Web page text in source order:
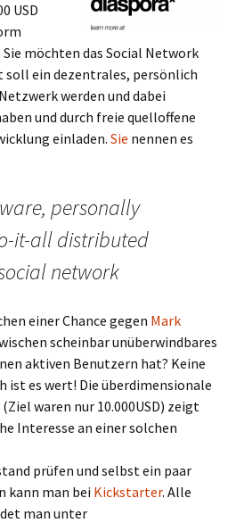
USD
möchten das Social Network
soll ein dezentrales, persönlich
werden und dabei
und durch freie quelloffene
einladen. Sie nennen es
personally
it-all distributed
network
einer Chance gegen Mark
scheinbar unüberwindbares
aktiven Benutzern hat? Keine
ist es wert! Die überdimensionale
waren nur 10.000USD) zeigt
Interesse an einer solchen
prüfen und selbst ein paar
kann man bei Kickstarter. Alle
man unter